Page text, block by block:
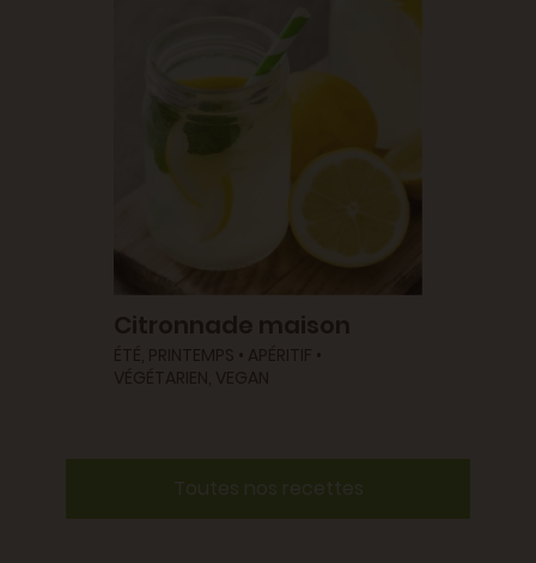
Toutes nos recettes